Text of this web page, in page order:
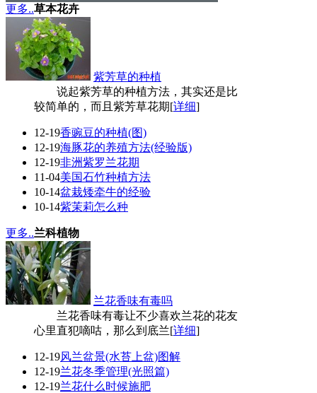
更多..草本花卉
紫芳草的种植
说起紫芳草的种植方法，其实还是比
较简单的，而且紫芳草花期[详细]
12-19香豌豆的种植(图)
12-19海豚花的养殖方法(经验版)
12-19非洲紫罗兰花期
11-04美国石竹种植方法
10-14盆栽矮牵牛的经验
10-14紫茉莉怎么种
更多..兰科植物
兰花香味有毒吗
兰花香味有毒让不少喜欢兰花的花友
心里直犯嘀咕，那么到底兰[详细]
12-19风兰盆景(水苔上盆)图解
12-19兰花冬季管理(光照篇)
12-19兰花什么时候施肥